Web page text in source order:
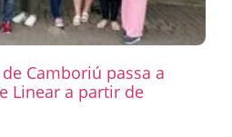
Camboriú passa a
Linear a partir de